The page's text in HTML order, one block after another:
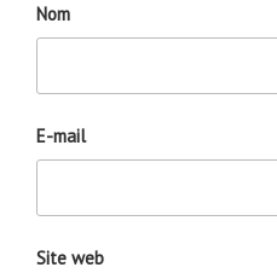
Nom
E-mail
Site web